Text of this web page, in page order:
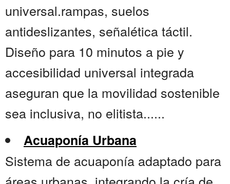
universal.rampas, suelos
antideslizantes, señalética táctil.
Diseño para 10 minutos a pie y
accesibilidad universal integrada
aseguran que la movilidad sostenible
sea inclusiva, no elitista......
Acuaponía Urbana
Sistema de acuaponía adaptado para